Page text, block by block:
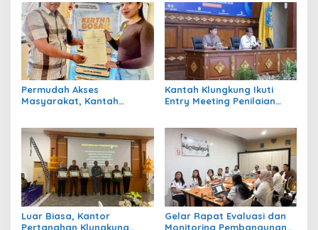
Lapangan
Permudah Akses
Masyarakat, Kantah
Inovasi Kerthagosa
Kantah Klungkung Ikuti
Entry Meeting Penilaian
Pelayanan Publik 2026
Luar Biasa, Kantor
Pertanahan Klungkung
Gelar Rapat Evaluasi dan
Monitoring Pembangunan